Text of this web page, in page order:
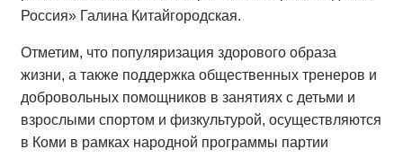
Россия» Галина Китайгородская.
Отметим, что популяризация здорового образа
жизни, а также поддержка общественных тренеров и
добровольных помощников в занятиях с детьми и
взрослыми спортом и физкультурой, осуществляются
в Коми в рамках народной программы партии